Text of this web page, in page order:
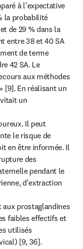
à l'expectative
la probabilité
de 29 % dans la
entre 38 et 40 SA
de terme
42 SA. Le
aux méthodes
[9]. En réalisant un
un
Il peut
le risque de
en être informée. Il
des
pendant le
d'extraction
prostaglandines
faibles effectifs et
utilisés
[9, 36].